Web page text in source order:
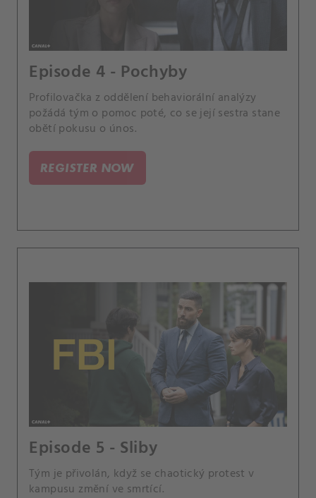
Episode 4 - Pochyby
Profilovačka z oddělení behaviorální analýzy
požádá tým o pomoc poté, co se její sestra stane
obětí pokusu o únos.
REGISTER NOW
Episode 5 - Sliby
Tým je přivolán, když se chaotický protest v
kampusu změní ve smrtící.